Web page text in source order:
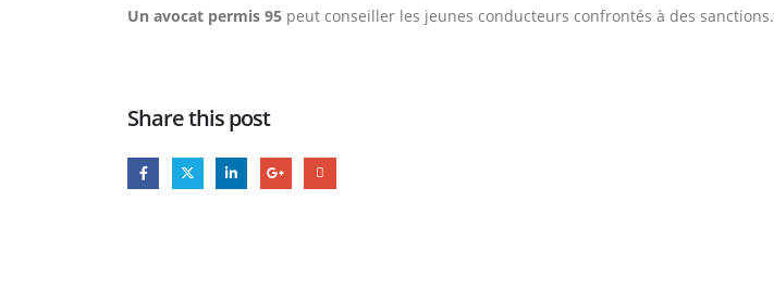
Un avocat permis 95 peut conseiller les jeunes conducteurs confrontés à des sanctions.
Share this post